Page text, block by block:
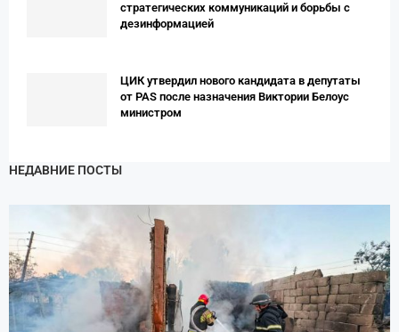
стратегических коммуникаций и борьбы с
дезинформацией
ЦИК утвердил нового кандидата в депутаты
от PAS после назначения Виктории Белоус
министром
НЕДАВНИЕ ПОСТЫ